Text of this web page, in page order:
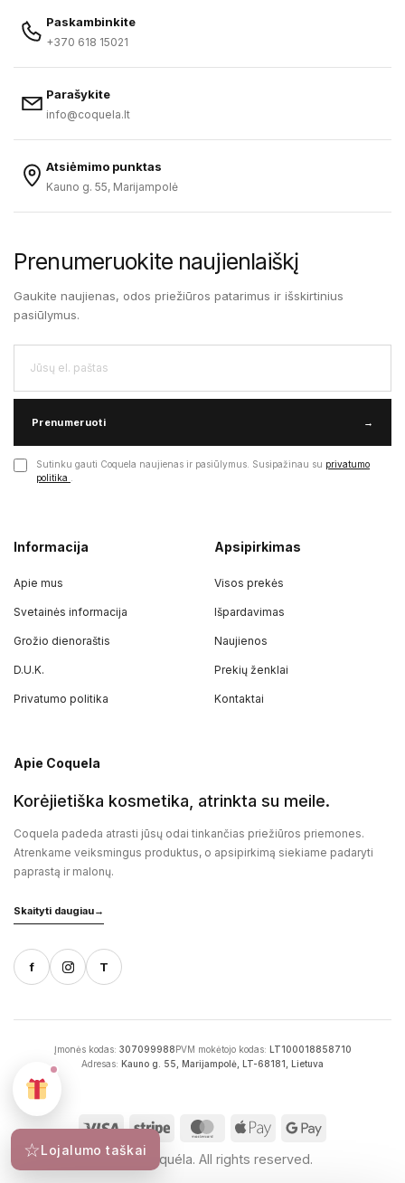
Paskambinkite
+370 618 15021
Parašykite
info@coquela.lt
Atsiėmimo punktas
Kauno g. 55, Marijampolė
Prenumeruokite naujienlaiškį
Gaukite naujienas, odos priežiūros patarimus ir išskirtinius
pasiūlymus.
Prenumeruoti →
Sutinku gauti Coquela naujienas ir pasiūlymus. Susipažinau su privatumo
politika
Informacija
Apie mus
Svetainės informacija
Grožio dienoraštis
D.U.K.
Privatumo politika
Apsipirkimas
Visos prekės
Išpardavimas
Naujienos
Prekių ženklai
Kontaktai
Apie Coquela
Korėjietiška kosmetika, atrinkta su meile.
Coquela padeda atrasti jūsų odai tinkančias priežiūros priemones.
Atrenkame veiksmingus produktus, o apsipirkimą siekiame padaryti
paprastą ir malonų.
Skaityti daugiau→
f T
Įmonės kodas: 307099988 PVM mokėtojo kodas:
LT100018858710
Adresas: Kauno g. 55, Marijampolė, LT-68181, Lietuva
2026 © Coquéla. All rights reserved.
☆Lojalumo taškai